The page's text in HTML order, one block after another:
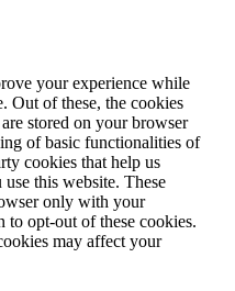
your experience while
Out of these, the cookies
stored on your browser
of basic functionalities of
cookies that help us
this website. These
only with your
to opt-out of these cookies.
may affect your